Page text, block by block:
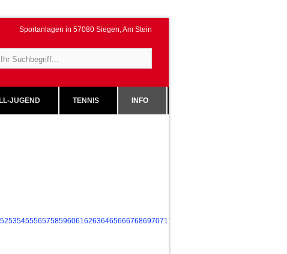
Sportanlagen in 57080 Siegen, Am Stein
JUGEND TENNIS INFO
525354555657585960616263646566676869707172